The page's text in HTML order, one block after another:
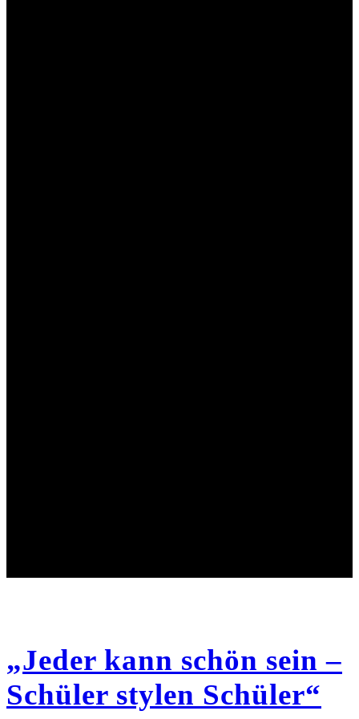
„Jeder kann schön sein –
Schüler stylen Schüler“